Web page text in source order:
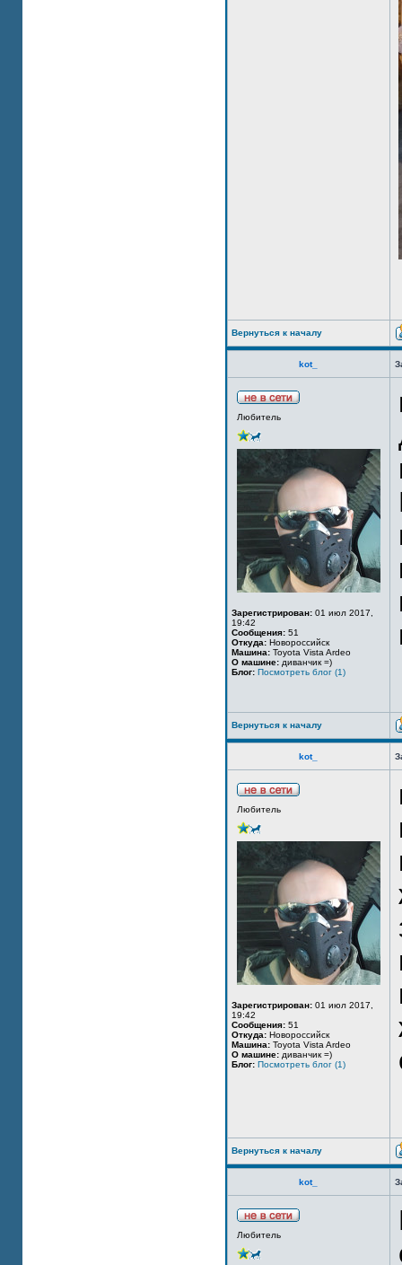
Вернуться к началу
kot_
Любитель
Зарегистрирован: 01 июл 2017,
19:42
Сообщения: 51
Откуда: Новороссийск
Машина: Toyota Vista Ardeo
О машине: диванчик =)
Блог: Посмотреть блог (1)
Вернуться к началу
kot_
Любитель
Зарегистрирован: 01 июл 2017,
19:42
Сообщения: 51
Откуда: Новороссийск
Машина: Toyota Vista Ardeo
О машине: диванчик =)
Блог: Посмотреть блог (1)
Вернуться к началу
kot_
Любитель